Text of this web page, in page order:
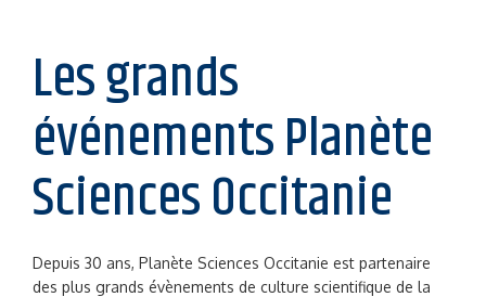
Les grands
événements Planète
Sciences Occitanie
Depuis 30 ans, Planète Sciences Occitanie est partenaire
des plus grands évènements de culture scientifique de la